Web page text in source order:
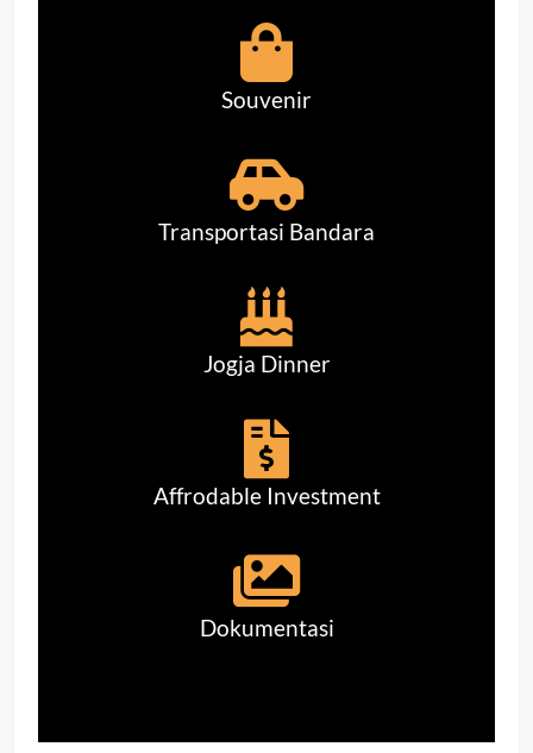
Souvenir
Transportasi Bandara
Jogja Dinner
Affrodable Investment
Dokumentasi